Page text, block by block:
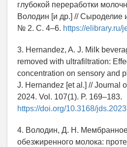
глубокой переработки
Володин [и др.] // Сыроделие
№ 2. С. 4–6. https://elibrary.ru/
3. Hernandez, A. J. Milk
removed with ultrafiltration:
concentration on sensory and
J. Hernandez [et al.] // Journal
2024. Vol. 107(1). P. 169–183.
https://doi.org/10.3168/
4. Володин, Д. Н.
обезжиренного молока: